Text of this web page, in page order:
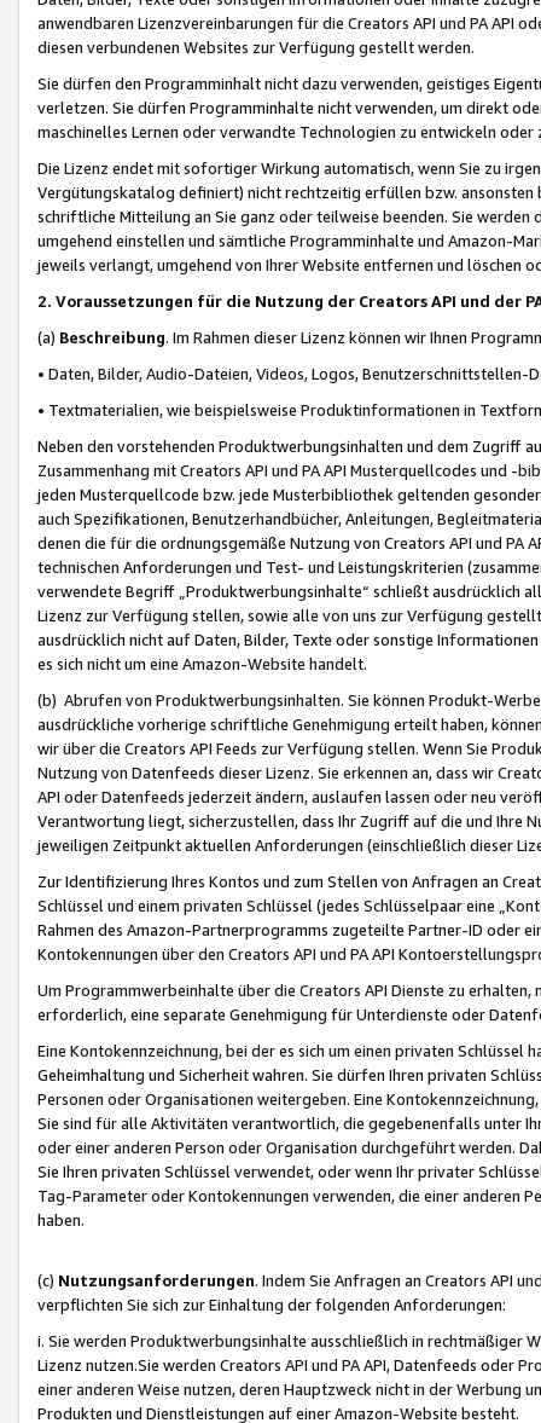
anwendbaren Lizenzvereinbarungen für die Creators API und PA API
diesen verbundenen Websites zur Verfügung gestellt werden.
Sie dürfen den Programminhalt nicht dazu verwenden, geistiges
verletzen. Sie dürfen Programminhalte nicht verwenden, um direkt
maschinelles Lernen oder verwandte Technologien zu entwickeln
Die Lizenz endet mit sofortiger Wirkung automatisch, wenn Sie zu
Vergütungskatalog definiert) nicht rechtzeitig erfüllen bzw. ansonsten
schriftliche Mitteilung an Sie ganz oder teilweise beenden. Sie werden
umgehend einstellen und sämtliche Programminhalte und Amazon-
jeweils verlangt, umgehend von Ihrer Website entfernen und löschen
2. Voraussetzungen für die Nutzung der Creators API und der
(a) Beschreibung. Im Rahmen dieser Lizenz können wir Ihnen
• Daten, Bilder, Audio-Dateien, Videos, Logos, Benutzerschnittstellen-
• Textmaterialien, wie beispielsweise Produktinformationen in
Neben den vorstehenden Produktwerbungsinhalten und dem Zugriff
Zusammenhang mit Creators API und PA API Musterquellcodes und
jeden Musterquellcode bzw. jede Musterbibliothek geltenden
auch Spezifikationen, Benutzerhandbücher, Anleitungen,
denen die für die ordnungsgemäße Nutzung von Creators API und PA
technischen Anforderungen und Test- und Leistungskriterien
verwendete Begriff „Produktwerbungsinhalte“ schließt ausdrücklich
Lizenz zur Verfügung stellen, sowie alle von uns zur Verfügung
ausdrücklich nicht auf Daten, Bilder, Texte oder sonstige
es sich nicht um eine Amazon-Website handelt.
(b) Abrufen von Produktwerbungsinhalten. Sie können Produkt-
ausdrückliche vorherige schriftliche Genehmigung erteilt haben,
wir über die Creators API Feeds zur Verfügung stellen. Wenn Sie
Nutzung von Datenfeeds dieser Lizenz. Sie erkennen an, dass wir
API oder Datenfeeds jederzeit ändern, auslaufen lassen oder neu
Verantwortung liegt, sicherzustellen, dass Ihr Zugriff auf die und Ihre
jeweiligen Zeitpunkt aktuellen Anforderungen (einschließlich dieser
Zur Identifizierung Ihres Kontos und zum Stellen von Anfragen an
Schlüssel und einem privaten Schlüssel (jedes Schlüsselpaar eine
Rahmen des Amazon-Partnerprogramms zugeteilte Partner-ID oder
Kontokennungen über den Creators API und PA API
Um Programmwerbeinhalte über die Creators API Dienste zu
erforderlich, eine separate Genehmigung für Unterdienste oder
Eine Kontokennzeichnung, bei der es sich um einen privaten
Geheimhaltung und Sicherheit wahren. Sie dürfen Ihren privaten
Personen oder Organisationen weitergeben. Eine
Sie sind für alle Aktivitäten verantwortlich, die gegebenenfalls unter
oder einer anderen Person oder Organisation durchgeführt werden.
Sie Ihren privaten Schlüssel verwendet, oder wenn Ihr privater
Tag-Parameter oder Kontokennungen verwenden, die einer anderen
haben.
(c) Nutzungsanforderungen. Indem Sie Anfragen an Creators API
verpflichten Sie sich zur Einhaltung der folgenden Anforderungen:
i. Sie werden Produktwerbungsinhalte ausschließlich in rechtmäßiger
Lizenz nutzen.Sie werden Creators API und PA API, Datenfeeds oder
einer anderen Weise nutzen, deren Hauptzweck nicht in der Werbung
Produkten und Dienstleistungen auf einer Amazon-Website besteht.